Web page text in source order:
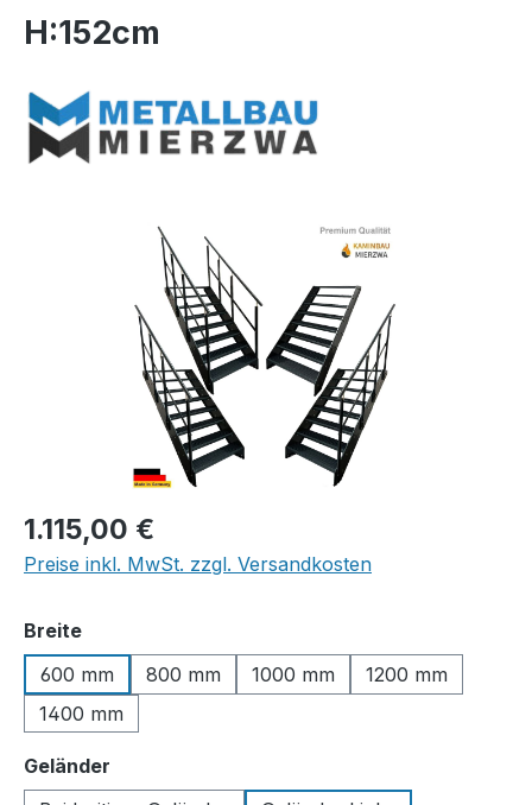
H:152cm
Bildergalerie überspringen
Regulärer Preis:
1.115,00 €
Preise inkl. MwSt. zzgl. Versandkosten
Breiteauswählen
600 mm
800 mm 1000 mm
1200 mm
1400 mm
Geländer